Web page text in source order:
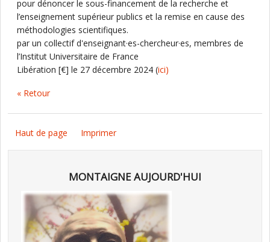
pour dénoncer le sous-financement de la recherche et
l’enseignement supérieur publics et la remise en cause des
méthodologies scientifiques.
par un collectif d'enseignant·es-chercheur·es, membres de
l’Institut Universitaire de France
Libération [€] le 27 décembre 2024 (ici)
« Retour
Haut de page Imprimer
MONTAIGNE AUJOURD'HUI